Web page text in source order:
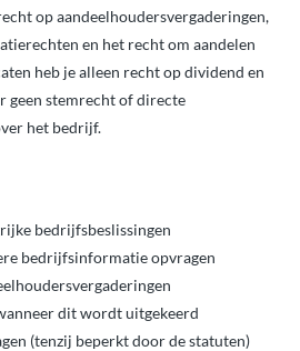
op aandeelhoudersvergaderingen,
en het recht om aandelen
heb je alleen recht op dividend en
geen stemrecht of directe
het bedrijf.
bedrijfsbeslissingen
bedrijfsinformatie opvragen
dit wordt uitgekeerd
(tenzij beperkt door de statuten)